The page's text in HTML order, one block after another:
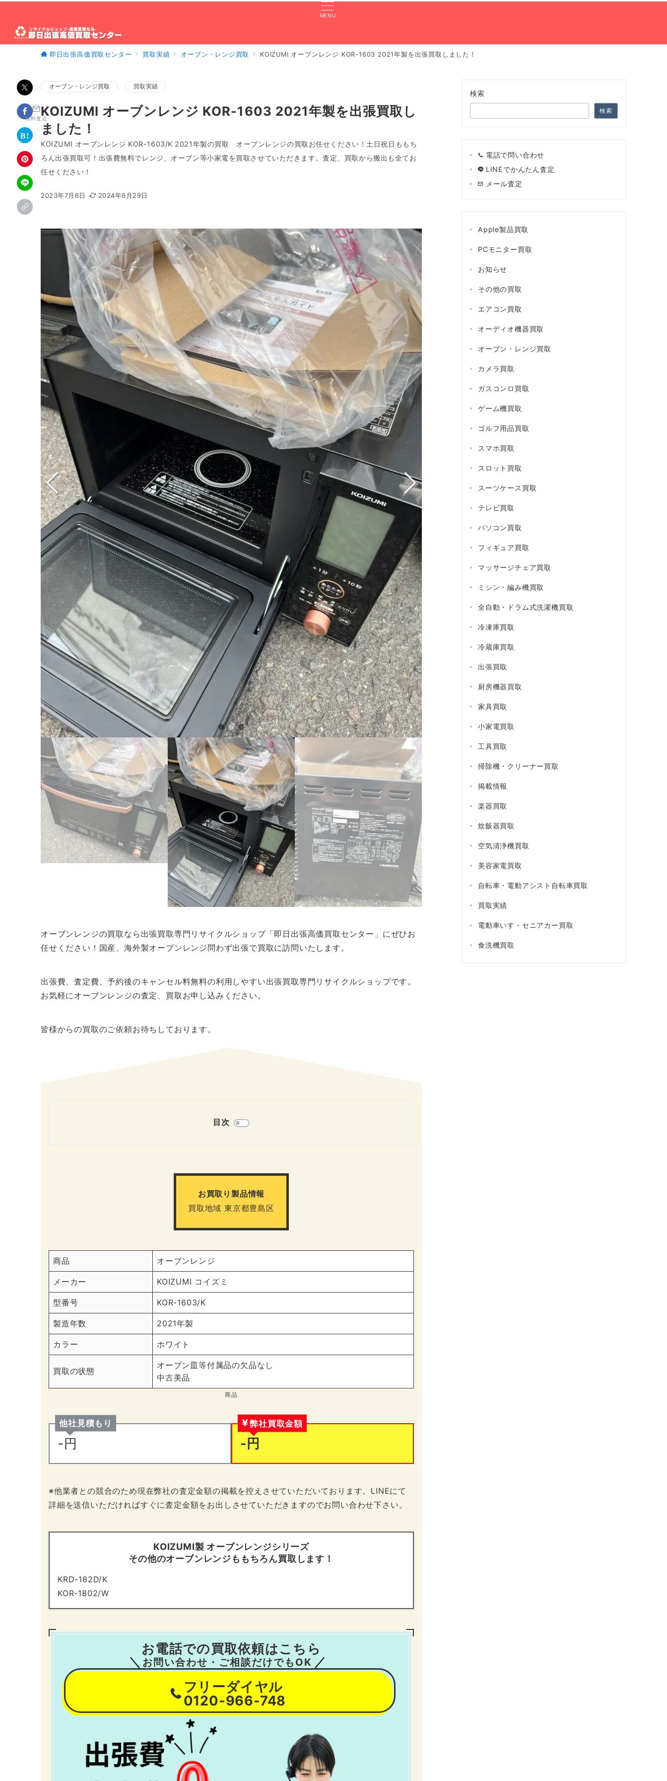
MENU
無料査定
即日出張高価買取センター 買取実績 オーブン・レンジ買取 KOIZUMI オーブンレンジ KOR-1603 2021年製を出張買取しました！
オーブン・レンジ買取 買取実績
KOIZUMI オーブンレンジ KOR-1603 2021年製を出張買取し
ました！
KOIZUMI オーブンレンジ KOR-1603/K 2021年製の買取 オーブンレンジの買取お任せください！土日祝日ももち
ろん出張買取可！出張費無料でレンジ、オーブン等小家電を買取させていただきます。査定、買取から搬出も全てお
任せください！
2023年7月6日 2024年6月29日
オーブンレンジの買取なら出張買取専門リサイクルショップ「即日出張高価買取センター」にぜひお
任せください！国産、海外製オーブンレンジ問わず出張で買取に訪問いたします。
出張費、査定費、予約後のキャンセル料無料の利用しやすい出張買取専門リサイクルショップです。
お気軽にオーブンレンジの査定、買取お申し込みください。
皆様からの買取のご依頼お待ちしております。
目次
お買取り製品情報
買取地域 東京都豊島区
商品 オーブンレンジ
メーカー KOIZUMI コイズミ
型番号 KOR-1603/K
製造年数 2021年製
カラー ホワイト
買取の状態
オーブン皿等付属品の欠品なし
中古美品
商品
他社見積もり
-円
弊社買取金額
-円
※他業者との競合のため現在弊社の査定金額の掲載を控えさせていただいております。LINEにて
詳細を送信いただければすぐに査定金額をお出しさせていただきますのでお問い合わせ下さい。
KOIZUMI製 オーブンレンジシリーズ
その他のオーブンレンジももちろん買取します！
KRD-182D/K
KOR-1802/W
お電話での買取依頼はこちら
お問い合わせ・ご相談だけでもOK
フリーダイヤル
0120-966-748
検索
検索
電話で問い合わせ
LINEでかんたん査定
メール査定
Apple製品買取
PCモニター買取
お知らせ
その他の買取
エアコン買取
オーディオ機器買取
オーブン・レンジ買取
カメラ買取
ガスコンロ買取
ゲーム機買取
ゴルフ用品買取
スマホ買取
スロット買取
スーツケース買取
テレビ買取
パソコン買取
フィギュア買取
マッサージチェア買取
ミシン・編み機買取
全自動・ドラム式洗濯機買取
冷凍庫買取
冷蔵庫買取
出張買取
厨房機器買取
家具買取
小家電買取
工具買取
掃除機・クリーナー買取
掲載情報
楽器買取
炊飯器買取
空気清浄機買取
美容家電買取
自転車・電動アシスト自転車買取
買取実績
電動車いす・セニアカー買取
食洗機買取